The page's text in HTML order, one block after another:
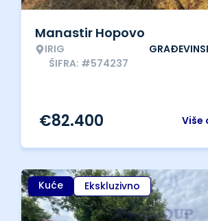
Manastir Hopovo
IRIG
ŠIFRA: #574237
Više
€82.400
Kuće Ekskluzivno